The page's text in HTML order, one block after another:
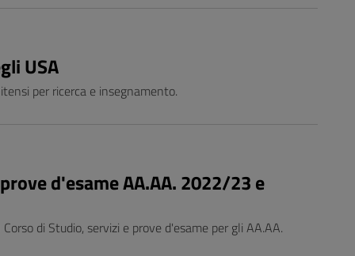
USA
per ricerca e insegnamento.
d'esame AA.AA. 2022/23 e
di Studio, servizi e prove d'esame per gli AA.AA.